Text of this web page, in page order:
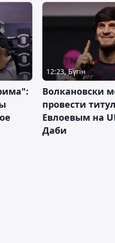
12:23, Бүгін
Волкановски
провести
Евлоевым на
Даби